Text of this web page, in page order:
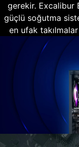
gerekir. Excalibur
güçlü soğutma
en ufak